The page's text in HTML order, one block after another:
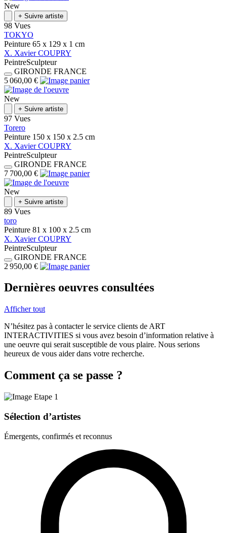
New
+ Suivre artiste
98 Vues
TOKYO
Peinture 65 x 129 x 1 cm
X. Xavier COUPRY
PeintreSculpteur
GIRONDE FRANCE
5 060,00 €
New
+ Suivre artiste
97 Vues
Torero
Peinture 150 x 150 x 2.5 cm
X. Xavier COUPRY
PeintreSculpteur
GIRONDE FRANCE
7 700,00 €
New
+ Suivre artiste
89 Vues
toro
Peinture 81 x 100 x 2.5 cm
X. Xavier COUPRY
PeintreSculpteur
GIRONDE FRANCE
2 950,00 €
Dernières oeuvres consultées
Afficher tout
N’hésitez pas à contacter le service clients de ART
INTERACTIVITIES si vous avez besoin d’information relative à
une oeuvre qui serait susceptible de vous plaire. Nous serions
heureux de vous aider dans votre recherche.
Comment ça se passe ?
Sélection d’artistes
Émergents, confirmés et reconnus